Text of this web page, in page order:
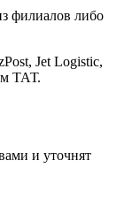
филиалов либо
Jet Logistic,
ТАТ.
и уточнят